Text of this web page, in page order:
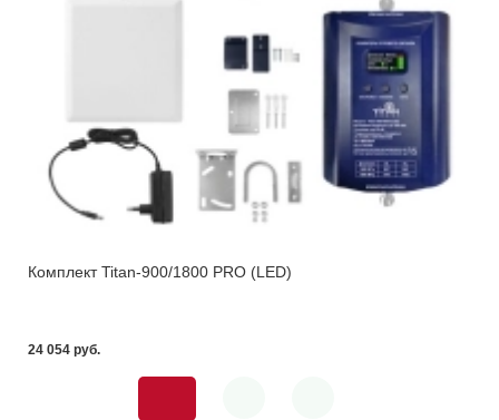
Комплект Titan-900/1800 PRO (LED)
24 054 pуб.